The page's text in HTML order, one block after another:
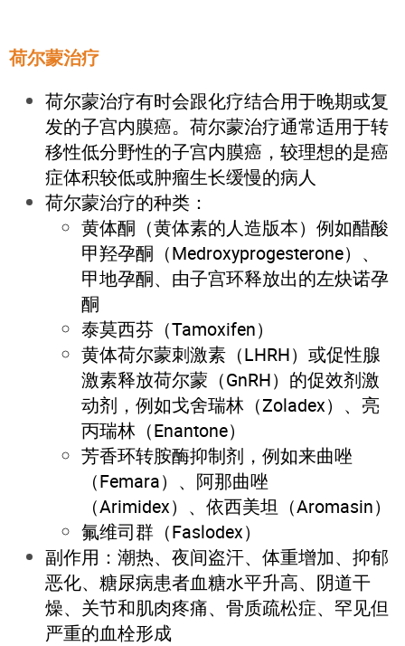
荷尔蒙治疗
荷尔蒙治疗有时会跟化疗结合用于晚期或复
发的子宫内膜癌。荷尔蒙治疗通常适用于转
移性低分野性的子宫内膜癌，较理想的是癌
症体积较低或肿瘤生长缓慢的病人
荷尔蒙治疗的种类：
黄体酮（黄体素的人造版本）例如醋酸
甲羟孕酮（Medroxyprogesterone）、
甲地孕酮、由子宫环释放出的左炔诺孕
酮
泰莫西芬（Tamoxifen）
黄体荷尔蒙刺激素（LHRH）或促性腺
激素释放荷尔蒙（GnRH）的促效剂激
动剂，例如戈舍瑞林（Zoladex）、亮
丙瑞林（Enantone）
芳香环转胺酶抑制剂，例如来曲唑
（Femara）、阿那曲唑
（Arimidex）、依西美坦（Aromasin）
氟维司群（Faslodex）
副作用：潮热、夜间盗汗、体重增加、抑郁
恶化、糖尿病患者血糖水平升高、阴道干
燥、关节和肌肉疼痛、骨质疏松症、罕见但
严重的血栓形成